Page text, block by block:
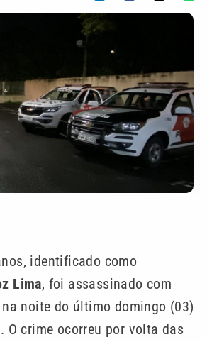
identificado como
Lima, foi assassinado com
noite do último domingo (03)
O crime ocorreu por volta das